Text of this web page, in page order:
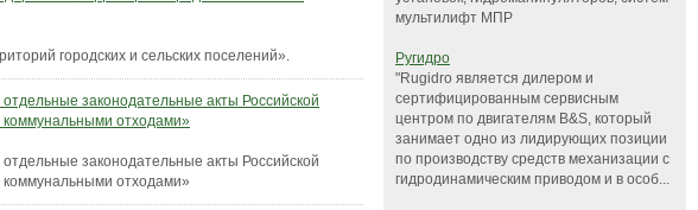
городских и сельских поселений».
законодательные акты Российской
коммунальными отходами»
законодательные акты Российской
коммунальными отходами»
мультилифт МПР
Ругидро
"Rugidro является дилером и
сертифицированным сервисным
центром по двигателям B&S, который
занимает одно из лидирующих позиции
по производству средств механизации с
гидродинамическим приводом и в особ...